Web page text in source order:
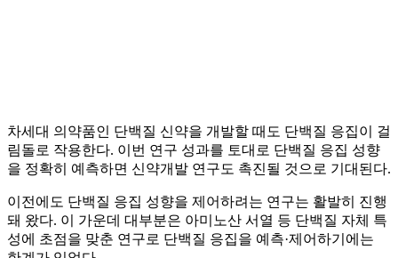
차세대 의약품인 단백질 신약을 개발할 때도 단백질 응집이 걸
림돌로 작용한다. 이번 연구 성과를 토대로 단백질 응집 성향
을 정확히 예측하면 신약개발 연구도 촉진될 것으로 기대된다.
이전에도 단백질 응집 성향을 제어하려는 연구는 활발히 진행
돼 왔다. 이 가운데 대부분은 아미노산 서열 등 단백질 자체 특
성에 초점을 맞춘 연구로 단백질 응집을 예측·제어하기에는